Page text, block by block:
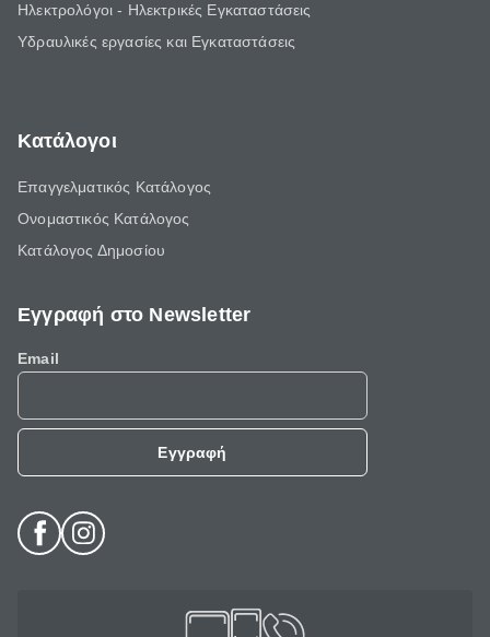
Ηλεκτρολόγοι - Ηλεκτρικές Εγκαταστάσεις
Υδραυλικές εργασίες και Εγκαταστάσεις
Κατάλογοι
Επαγγελματικός Κατάλογος
Ονομαστικός Κατάλογος
Κατάλογος Δημοσίου
Εγγραφή στο Newsletter
Email
Εγγραφή